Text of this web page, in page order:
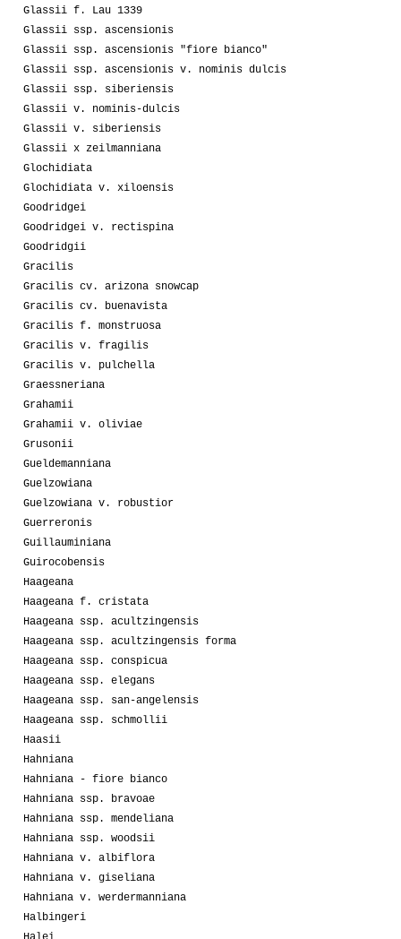
Glassii f. Lau 1339
Glassii ssp. ascensionis
Glassii ssp. ascensionis "fiore bianco"
Glassii ssp. ascensionis v. nominis dulcis
Glassii ssp. siberiensis
Glassii v. nominis-dulcis
Glassii v. siberiensis
Glassii x zeilmanniana
Glochidiata
Glochidiata v. xiloensis
Goodridgei
Goodridgei v. rectispina
Goodridgii
Gracilis
Gracilis cv. arizona snowcap
Gracilis cv. buenavista
Gracilis f. monstruosa
Gracilis v. fragilis
Gracilis v. pulchella
Graessneriana
Grahamii
Grahamii v. oliviae
Grusonii
Gueldemanniana
Guelzowiana
Guelzowiana v. robustior
Guerreronis
Guillauminiana
Guirocobensis
Haageana
Haageana f. cristata
Haageana ssp. acultzingensis
Haageana ssp. acultzingensis forma
Haageana ssp. conspicua
Haageana ssp. elegans
Haageana ssp. san-angelensis
Haageana ssp. schmollii
Haasii
Hahniana
Hahniana - fiore bianco
Hahniana ssp. bravoae
Hahniana ssp. mendeliana
Hahniana ssp. woodsii
Hahniana v. albiflora
Hahniana v. giseliana
Hahniana v. werdermanniana
Halbingeri